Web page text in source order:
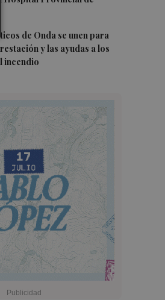
de Onda se unen para
y las ayudas a los
incendio